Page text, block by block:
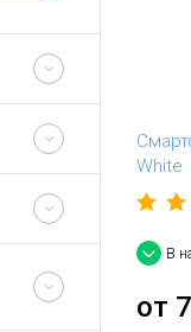
White
В
от